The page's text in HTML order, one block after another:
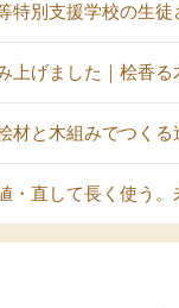
別支援学校の生
上げました｜桧香
材と木組みでつくる
・直して長く使う